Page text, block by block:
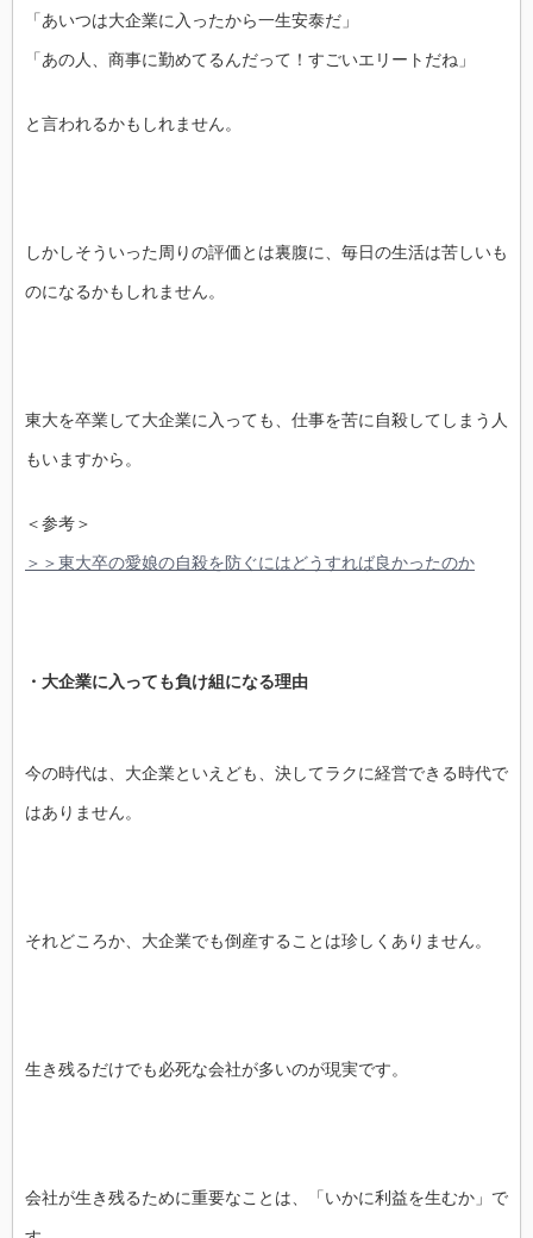
「あいつは大企業に入ったから一生安泰だ」
「あの人、︎︎商事に勤めてるんだって！すごいエリートだね」
と言われるかもしれません。
しかしそういった周りの評価とは裏腹に、毎日の生活は苦しいも
のになるかもしれません。
東大を卒業して大企業に入っても、仕事を苦に自殺してしまう人
もいますから。
＜参考＞
＞＞東大卒の愛娘の自殺を防ぐにはどうすれば良かったのか
・大企業に入っても負け組になる理由
今の時代は、大企業といえども、決してラクに経営できる時代で
はありません。
それどころか、大企業でも倒産することは珍しくありません。
生き残るだけでも必死な会社が多いのが現実です。
会社が生き残るために重要なことは、「いかに利益を生むか」で